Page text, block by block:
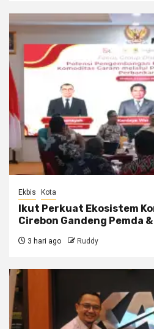
Ekbis Kota
Ikut Perkuat Ekosistem
Cirebon Gandeng Pemda
3 hari ago Ruddy